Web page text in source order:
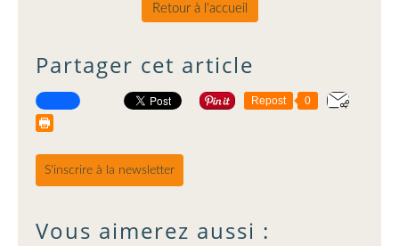
Retour à l'accueil
Partager cet article
Repost 0
S'inscrire à la newsletter
Vous aimerez aussi :